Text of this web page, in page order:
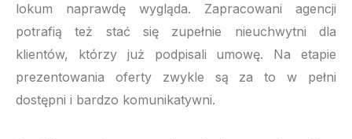
lokum naprawdę wygląda. Zapracowani agencji
potrafią też stać się zupełnie nieuchwytni dla
klientów, którzy już podpisali umowę. Na etapie
prezentowania oferty zwykle są za to w pełni
dostępni i bardzo komunikatywni.